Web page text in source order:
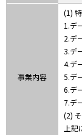
事業内容
(1)
1.デ
2.デ
3.デ
4.デ
5.デ
6.デ
7.デ
(2)
上